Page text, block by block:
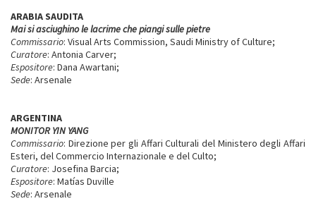
ARABIA SAUDITA
Mai si asciughino le lacrime che piangi sulle pietre
Commissario: Visual Arts Commission, Saudi Ministry of Culture;
Curatore: Antonia Carver;
Espositore: Dana Awartani;
Sede: Arsenale
ARGENTINA
MONITOR YIN YANG
Commissario: Direzione per gli Affari Culturali del Ministero degli Affari
Esteri, del Commercio Internazionale e del Culto;
Curatore: Josefina Barcia;
Espositore: Matías Duville
Sede: Arsenale